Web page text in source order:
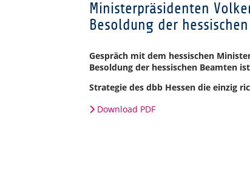
Ministerpräsidenten
Besoldung der
Gespräch mit dem hessischen
Besoldung der hessischen Beamten
Strategie des dbb Hessen die einzig
Download PDF